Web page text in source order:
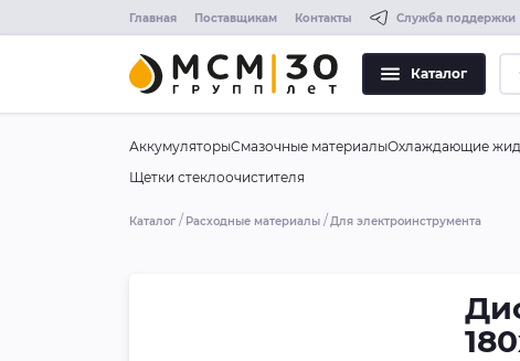
Главная Поставщикам Контакты Служба поддержки
Каталог
АккумуляторыСмазочные материалыОхлаждающие
Щетки стеклоочистителя
Каталог Расходные материалы Для электроинструмента